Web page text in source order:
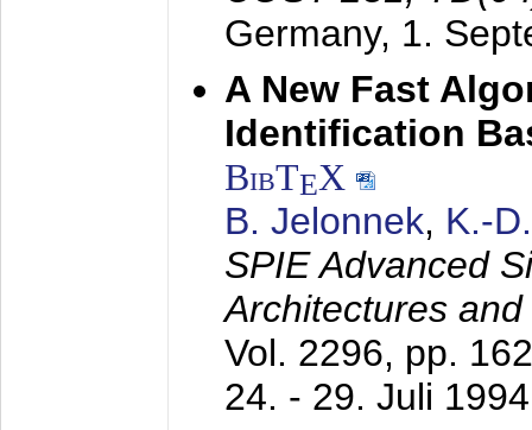
Germany, 1.
A New Fast
Identification
BibTEX
B. Jelonnek, K.-
SPIE Advanced
Architectures
Vol. 2296, pp.
24. - 29. Juli 1994